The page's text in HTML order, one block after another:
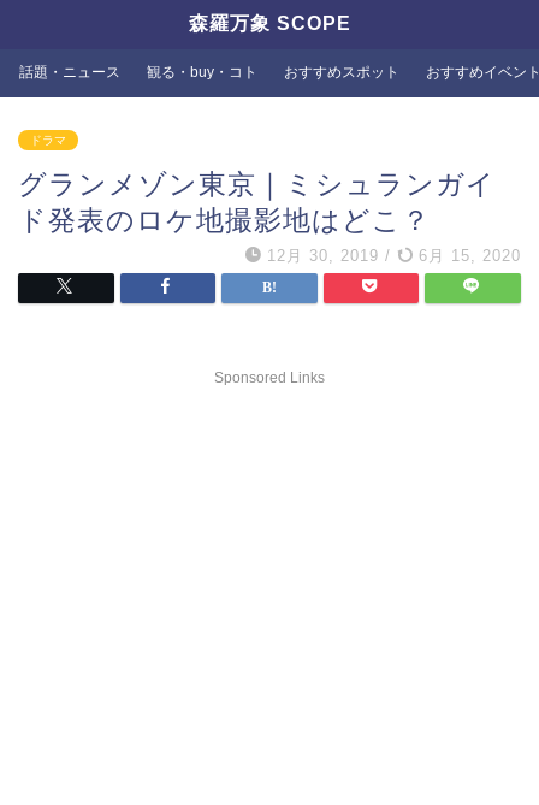
森羅万象 SCOPE
話題・ニュース 観る・buy・コト おすすめスポット おすすめイベン
ドラマ
グランメゾン東京｜ミシュランガイ
ド発表のロケ地撮影地はどこ？
12月 30, 2019 / 6月 15, 2020
Sponsored Links